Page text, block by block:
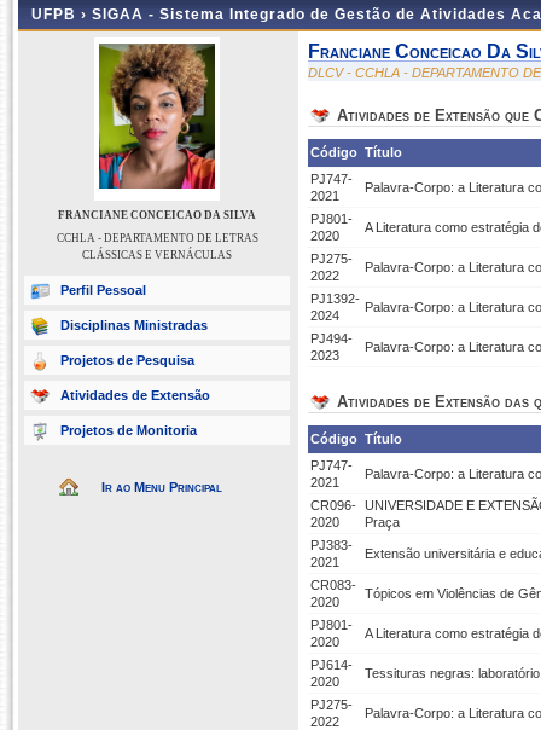
UFPB › SIGAA - Sistema Integrado de Gestão de Atividades
FRANCIANE CONCEICAO DA SILVA
CCHLA - DEPARTAMENTO DE LETRAS
CLÁSSICAS E VERNÁCULAS
Perfil Pessoal
Disciplinas Ministradas
Projetos de Pesquisa
Atividades de Extensão
Projetos de Monitoria
Ir ao Menu Principal
Franciane Conceicao Da
DLCV - CCHLA - DEPARTAMENTO
Atividades de Extensão que
Código Título
PJ747-
2021
Palavra-Corpo: a Literatura
PJ801-
2020
A Literatura como estratégia
PJ275-
2022
Palavra-Corpo: a Literatura
PJ1392-
2024
Palavra-Corpo: a Literatura
PJ494-
2023
Palavra-Corpo: a Literatura
Atividades de Extensão das
Código Título
PJ747-
2021
Palavra-Corpo: a Literatura
CR096-
2020
UNIVERSIDADE E
Praça
PJ383-
2021
Extensão universitária e
CR083-
2020
Tópicos em Violências de
PJ801-
2020
A Literatura como estratégia
PJ614-
2020
Tessituras negras:
PJ275-
2022
Palavra-Corpo: a Literatura